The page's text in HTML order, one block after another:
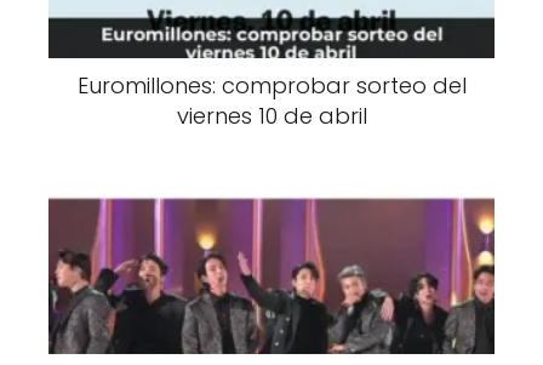
Euromillones: comprobar sorteo del
viernes 10 de abril